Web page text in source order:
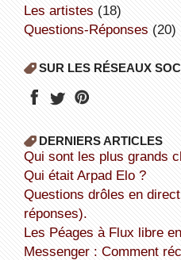
Les artistes (18)
Questions-Réponses (20)
SUR LES RÉSEAUX
DERNIERS ARTICLES
Qui sont les plus grands
Qui était Arpad Elo ?
Questions drôles en direct de Facebook (avec les
réponses).
Les Péages à Flux libre
Messenger : Comment récupérer et lire toutes les